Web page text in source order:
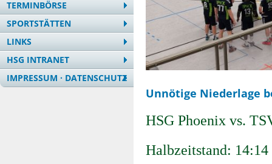
TERMINBÖRSE
SPORTSTÄTTEN
LINKS
HSG INTRANET
IMPRESSUM · DATENSCHUTZ
Unnötige Niederlage
HSG Phoenix vs.
Halbzeitstand: 14:14